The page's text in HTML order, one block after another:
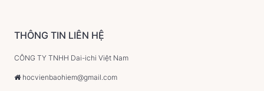
THÔNG TIN LIÊN HỆ
CÔNG TY TNHH Dai-ichi Việt Nam
hocvienbaohiem@gmail.com